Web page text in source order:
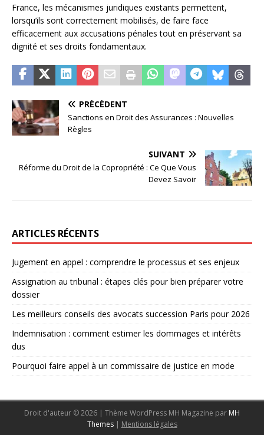
France, les mécanismes juridiques existants permettent,
lorsqu’ils sont correctement mobilisés, de faire face
efficacement aux accusations pénales tout en préservant sa
dignité et ses droits fondamentaux.
PRÉCÉDENT
Sanctions en Droit des Assurances : Nouvelles
Règles
SUIVANT
Réforme du Droit de la Copropriété : Ce Que Vous
Devez Savoir
ARTICLES RÉCENTS
Jugement en appel : comprendre le processus et ses enjeux
Assignation au tribunal : étapes clés pour bien préparer votre
dossier
Les meilleurs conseils des avocats succession Paris pour 2026
Indemnisation : comment estimer les dommages et intérêts
dus
Pourquoi faire appel à un commissaire de justice en mode
Droit d'auteur © 2026 | Thème WordPress MH Magazine par MH
Themes | Mentions légales